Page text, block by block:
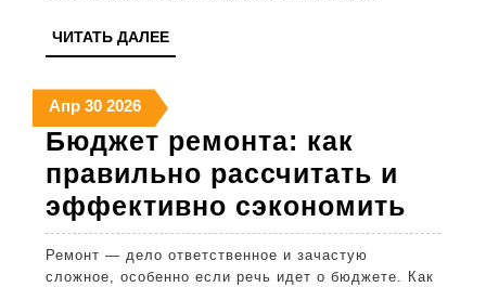
родителей
ЧИТАТЬ ДАЛЕЕЧИТАТЬ
ДАЛЕЕ
Апр30
апреля
2026
3030
апреля
2026
202630
апреля
2026
Бюджет ремонта: как
правильно рассчитать и
эффективно сэкономить
как
Ремонт — дело ответственное и зачастую
сложное, особенно если речь идет о бюджете. Как